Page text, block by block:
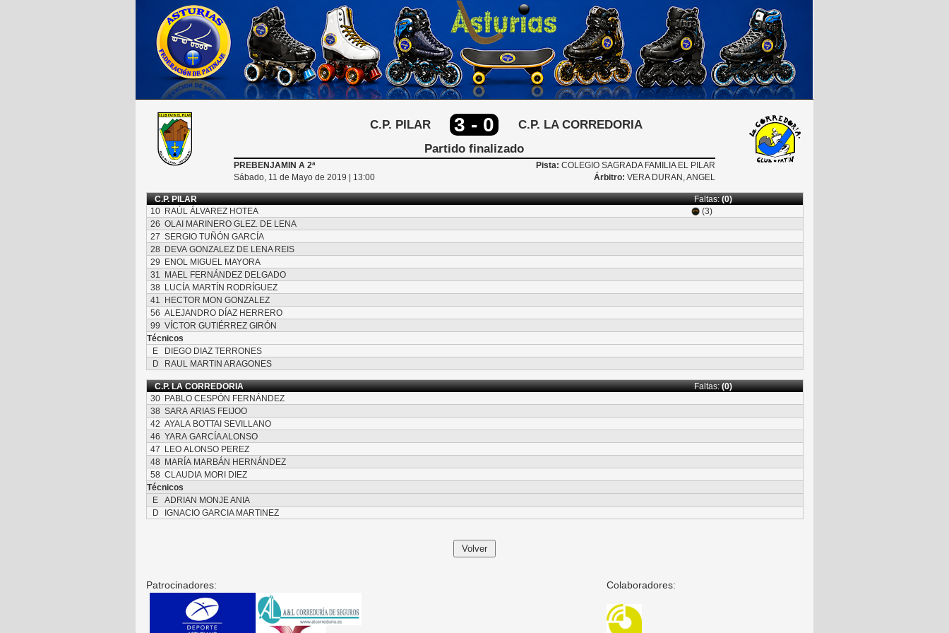
C.P. PILAR 3 - 0
C.P. LA CORREDORIA
Partido finalizado
PREBENJAMIN A 2ª
Sábado, 11 de Mayo de 2019 | 13:00
Pista: COLEGIO SAGRADA FAMILIA EL PILAR
Árbitro: VERA DURAN, ANGEL
C.P. PILAR Faltas:(0)
10 RAÚL ÁLVAREZ HOTEA
(3)
26 OLAI MARINERO GLEZ. DE LENA
27 SERGIO TUÑÓN GARCÍA
28
DEVA GONZALEZ DE LENA REIS
29
ENOL MIGUEL MAYORA
31
MAEL FERNÁNDEZ DELGADO
38
LUCÍA MARTÍN RODRÍGUEZ
41
HECTOR MON GONZALEZ
56 ALEJANDRO DÍAZ HERRERO
99 VÍCTOR GUTIÉRREZ GIRÓN
Técnicos
E
DIEGO DIAZ TERRONES
D
RAUL MARTIN ARAGONES
C.P. LA CORREDORIA Faltas:(0)
30 PABLO CESPÓN FERNÁNDEZ
38 SARA ARIAS FEIJOO
42 AYALA BOTTAI SEVILLANO
46 YARA GARCÍA ALONSO
47
LEO ALONSO PEREZ
48
MARÍA MARBÁN HERNÁNDEZ
58 CLAUDIA MORI DIEZ
Técnicos
E
ADRIAN MONJE ANIA
D
IGNACIO GARCIA MARTINEZ
Patrocinadores: Colaboradores: